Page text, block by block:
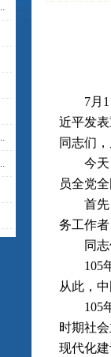
7月
近平发
同志们，
今天，
员全党
首先，
务工作
同志
105年
从此，
105年
时期社
现代化